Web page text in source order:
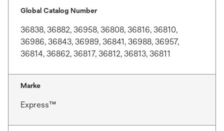
Global Catalog Number
36838, 36882, 36958, 36808, 36816, 36810,
36986, 36843, 36989, 36841, 36988, 36957,
36814, 36862, 36817, 36812, 36813, 36811
Marke
Express™